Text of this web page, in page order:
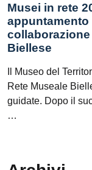
Musei in rete
collaborazione
Biellese
Il Museo del
Rete Museale
guidate. Dopo il
…